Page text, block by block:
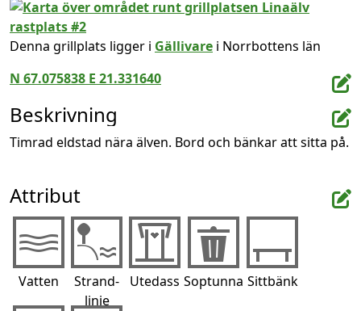
Denna grillplats ligger i Gällivare i Norrbottens län
N 67.075838 E 21.331640
Beskrivning
Timrad eldstad nära älven. Bord och bänkar att sitta på.
Attribut
Vatten
Strand-
linje
Utedass Soptunna Sittbänk